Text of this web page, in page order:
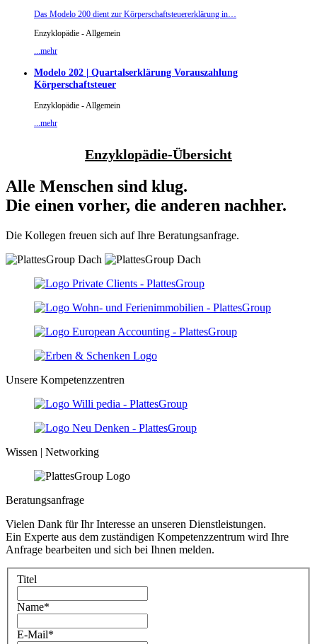
Das Modelo 200 dient zur Körperschaftsteuererklärung in…
Enzyklopädie - Allgemein
...mehr
Modelo 202 | Quartalserklärung Vorauszahlung
Körperschaftsteuer
Enzyklopädie - Allgemein
...mehr
Enzyklopädie-Übersicht
Alle Menschen sind klug.
Die einen vorher, die anderen nachher.
Die Kollegen freuen sich auf Ihre Beratungsanfrage.
Unsere Kompetenzzentren
Wissen | Networking
Beratungsanfrage
Vielen Dank für Ihr Interesse an unseren Dienstleistungen.
Ein Experte aus dem zuständigen Kompetenzzentrum wird Ihre
Anfrage bearbeiten und sich bei Ihnen melden.
Titel
Name*
E-Mail*